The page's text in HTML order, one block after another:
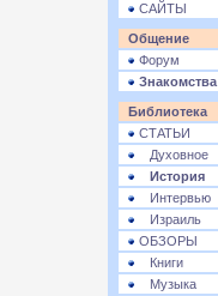
САЙТЫ
Общение
Форум
Знакомства
Библиотека
СТАТЬИ
Духовное
История
Интервью
Израиль
ОБЗОРЫ
Книги
Музыка